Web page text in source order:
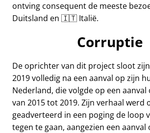
ontving consequent de meeste
Duitsland en 🇮🇹 Italië.
Corruptie
De oprichter van dit project sloot
2019 volledig na een aanval op zijn
Nederland, die volgde op een
van 2015 tot 2019. Zijn verhaal werd
geadverteerd in een poging de loop
tegen te gaan, aangezien een